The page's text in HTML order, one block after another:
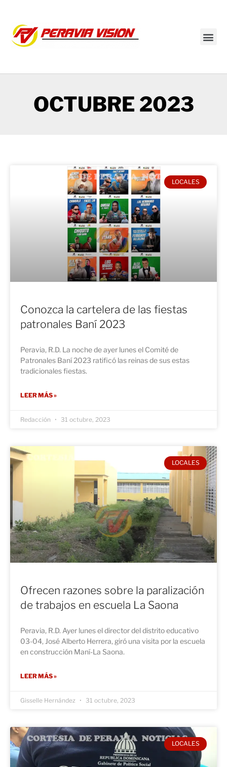
OCTUBRE 2023
LOCALES
Conozca la cartelera de las fiestas
patronales Baní 2023
Peravia, R.D. La noche de ayer lunes el Comité de
Patronales Baní 2023 ratificó las reinas de sus estas
tradicionales fiestas.
LEER MÁS »
Redacción 31 octubre, 2023
LOCALES
Ofrecen razones sobre la paralización
de trabajos en escuela La Saona
Peravia, R.D. Ayer lunes el director del distrito educativo
03-04, José Alberto Herrera, giró una visita por la escuela
en construcción Maní-La Saona.
LEER MÁS »
Gisselle Hernández 31 octubre, 2023
LOCALES